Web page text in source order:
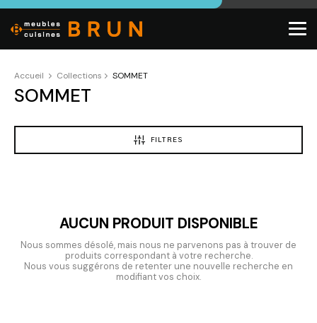
Accueil Collections SOMMET
SOMMET
FILTRES
AUCUN PRODUIT DISPONIBLE
Nous sommes désolé, mais nous ne parvenons pas à trouver de
produits correspondant à votre recherche.
Nous vous suggérons de retenter une nouvelle recherche en
modifiant vos choix.